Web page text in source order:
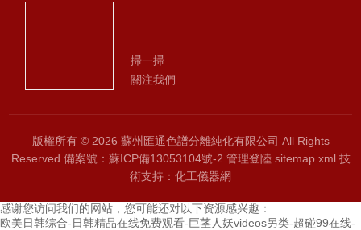
掃一掃
關注我們
版權所有 © 2026 蘇州匯通色譜分離純化有限公司 All Rights
Reserved 備案號：蘇ICP備13053104號-2 管理登陸 sitemap.xml技
術支持： 化工儀器網
感谢您访问我们的网站，您可能还对以下资源感兴趣：
欧美日韩综合-日韩精品在线免费观看-巨茎人妖videos另类-超碰99在线-